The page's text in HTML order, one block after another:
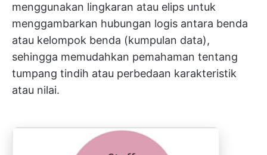
menggunakan lingkaran atau elips untuk
menggambarkan hubungan logis antara benda
atau kelompok benda (kumpulan data),
sehingga memudahkan pemahaman tentang
tumpang tindih atau perbedaan karakteristik
atau nilai.